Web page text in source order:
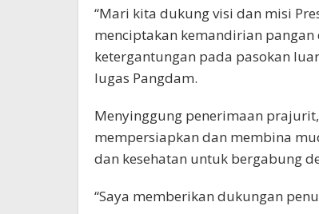
“Mari kita dukung visi dan misi
menciptakan kemandirian
ketergantungan pada pasokan
lugas Pangdam.
Menyinggung penerimaan
mempersiapkan dan membina
dan kesehatan untuk bergabung
“Saya memberikan dukungan